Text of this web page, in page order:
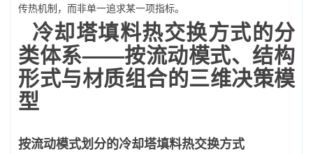
传热机制，而非单一追求某一项指标。
冷却塔填料热交换方式的分
类体系——按流动模式、结构
形式与材质组合的三维决策模
型
按流动模式划分的冷却塔填料热交换方式